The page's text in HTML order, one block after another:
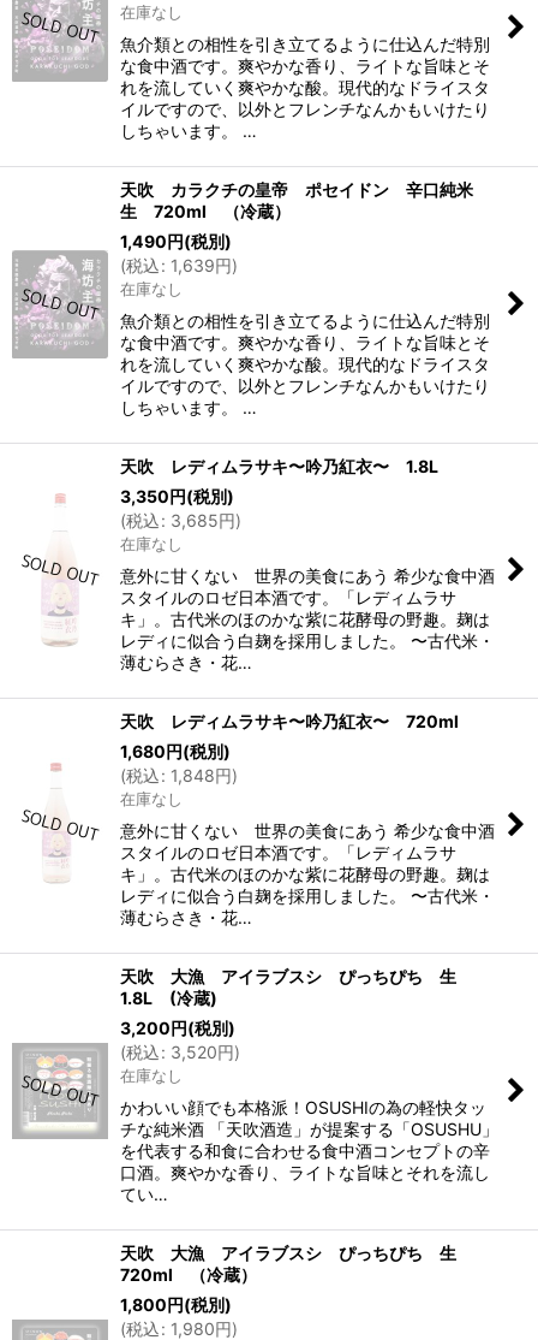
在庫なし
魚介類との相性を引き立てるように仕込んだ特別
な食中酒です。爽やかな香り、ライトな旨味とそ
れを流していく爽やかな酸。現代的なドライスタ
イルですので、以外とフレンチなんかもいけたり
しちゃいます。 …
天吹 カラクチの皇帝 ポセイドン 辛口純米
生 720ml （冷蔵）
1,490円(税別)
(税込: 1,639円)
在庫なし
魚介類との相性を引き立てるように仕込んだ特別
な食中酒です。爽やかな香り、ライトな旨味とそ
れを流していく爽やかな酸。現代的なドライスタ
イルですので、以外とフレンチなんかもいけたり
しちゃいます。 …
天吹 レディムラサキ〜吟乃紅衣〜 1.8L
3,350円(税別)
(税込: 3,685円)
在庫なし
意外に甘くない 世界の美食にあう 希少な食中酒
スタイルのロゼ日本酒です。「レディムラサ
キ」。古代米のほのかな紫に花酵母の野趣。麹は
レディに似合う白麹を採用しました。 〜古代米・
薄むらさき・花…
天吹 レディムラサキ〜吟乃紅衣〜 720ml
1,680円(税別)
(税込: 1,848円)
在庫なし
意外に甘くない 世界の美食にあう 希少な食中酒
スタイルのロゼ日本酒です。「レディムラサ
キ」。古代米のほのかな紫に花酵母の野趣。麹は
レディに似合う白麹を採用しました。 〜古代米・
薄むらさき・花…
天吹 大漁 アイラブスシ ぴっちぴち 生
1.8L (冷蔵)
3,200円(税別)
(税込: 3,520円)
在庫なし
かわいい顔でも本格派！OSUSHIの為の軽快タッ
チな純米酒 「天吹酒造」が提案する「OSUSHU」
を代表する和食に合わせる食中酒コンセプトの辛
口酒。爽やかな香り、ライトな旨味とそれを流し
てい…
天吹 大漁 アイラブスシ ぴっちぴち 生
720ml （冷蔵）
1,800円(税別)
(税込: 1,980円)